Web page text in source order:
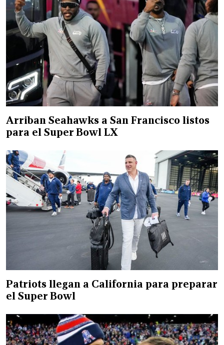
Arriban Seahawks a San Francisco listos
para el Super Bowl LX
Patriots llegan a California para preparar
el Super Bowl